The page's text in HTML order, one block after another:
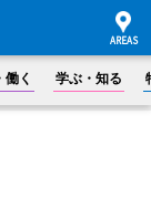
働く 学ぶ・知る